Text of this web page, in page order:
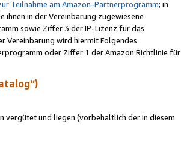
Teilnahme am Amazon-Partnerprogramm; in
in der Vereinbarung zugewiesene
sowie Ziffer 3 der IP-Lizenz für das
Vereinbarung wird hiermit Folgendes
oder Ziffer 1 der Amazon Richtlinie für
vergütet und liegen (vorbehaltlich der in diesem